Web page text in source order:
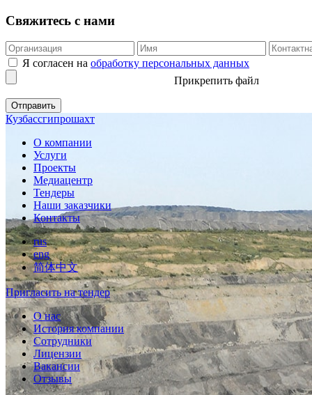
Свяжитесь с нами
Я согласен на обработку персональных данных
Прикрепить файл
Кузбассгипрошахт
О компании
Услуги
Проекты
Медиацентр
Тендеры
Наши заказчики
Контакты
rus
eng
简体中文
Пригласить на тендер
О нас
История компании
Сотрудники
Лицензии
Вакансии
Отзывы